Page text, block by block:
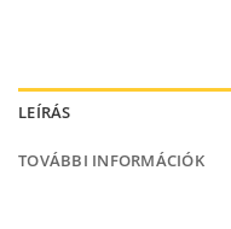
LEÍRÁS
TOVÁBBI INFORMÁCIÓK